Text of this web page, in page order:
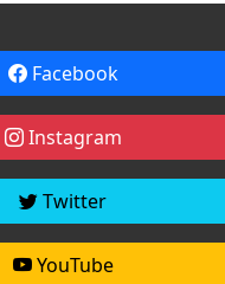
Facebook
Instagram
Twitter
YouTube